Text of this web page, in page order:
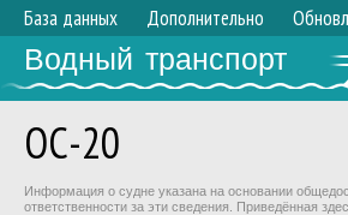
База данных Дополнительно
Водный транспорт
ОС-20
Информация о судне указана на основании
ответственности за эти сведения. Приведённая